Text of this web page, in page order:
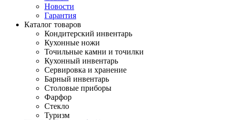
Новости
Гарантия
Каталог товаров
Кондитерский инвентарь
Кухонные ножи
Точильные камни и точилки
Кухонный инвентарь
Сервировка и хранение
Барный инвентарь
Столовые приборы
Фарфор
Стекло
Туризм